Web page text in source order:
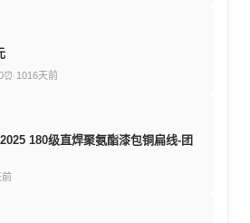
⏰ 1016天前
180级直焊聚氨酯漆包铜扁线-团
前